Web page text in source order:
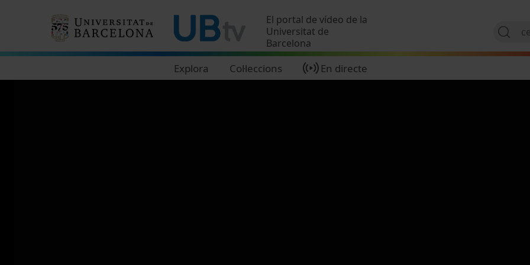
El portal de vídeo de la
Universitat de
Barcelona
Explora Col·leccions En directe